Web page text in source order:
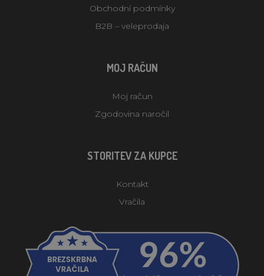
Obchodní podmínky
B2B – veleprodaja
MOJ RAČUN
Moj račun
Zgodovina naročil
STORITEV ZA KUPCE
Kontakt
Vračila